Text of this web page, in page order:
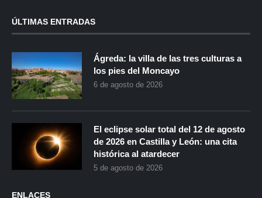
ÚLTIMAS ENTRADAS
Ágreda: la villa de las tres culturas a
los pies del Moncayo
6 de agosto de 2026
El eclipse solar total del 12 de agosto
de 2026 en Castilla y León: una cita
histórica al atardecer
5 de agosto de 2026
ENLACES